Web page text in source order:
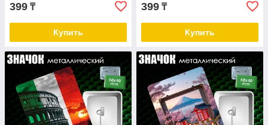
399 ₸
Купить
399 ₸
Купить